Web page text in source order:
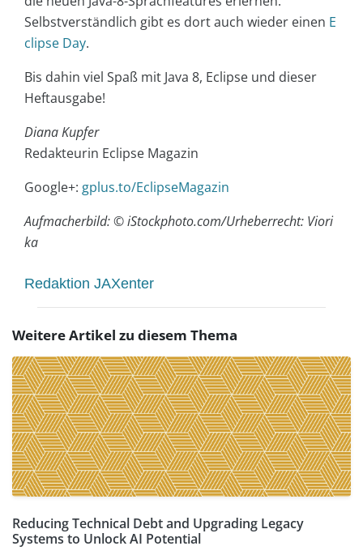
Selbstverständlich gibt es dort auch wieder einen E
clipse Day.
Bis dahin viel Spaß mit Java 8, Eclipse und dieser
Heftausgabe!
Diana Kupfer
Redakteurin Eclipse Magazin
Google+: gplus.to/EclipseMagazin
Aufmacherbild: © iStockphoto.com/Urheberrecht: Viori
ka
Redaktion JAXenter
Weitere Artikel zu diesem Thema
Reducing Technical Debt and Upgrading Legacy
Systems to Unlock AI Potential